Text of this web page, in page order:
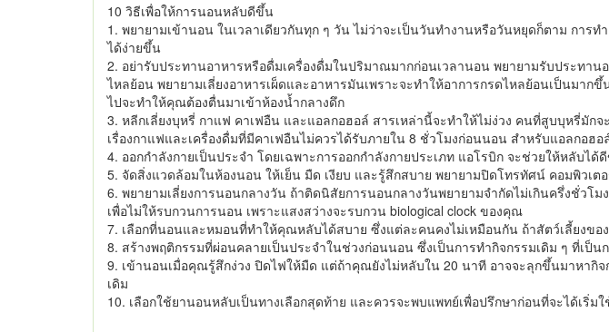
10 วิธีเพื่อให้การนอนหลับดีขึ้น
1. พยายามเข้านอน ในเวลาเดียวกันทุก ๆ วัน ไม่ว่าจะเป็นวันทำงานหรือวันหยุดก็ตาม กา
ได้ง่ายขึ้น
2. อย่ารับประทานอาหารหรือดื่มเครื่องดื่มในปริมาณมากก่อนเวลานอน พยายามรับประทา
ไหลย้อน พยายามเลี่ยงอาหารเผ็ดและอาหารมันเพราะจะทำให้อาการกรดไหลย้อนเป็นมา
ไปจะทำให้คุณต้องตื่นมาเข้าห้องน้ำกลางดึก
3. หลีกเลี่ยงบุหรี่ กาแฟ คาเฟอืน และแอลกอฮอล์ สารเหล่านี้จะทำให้ไม่ง่วง คนที่สูบบุหรี่มั
เรื่องกาแฟและเครื่องดื่มที่มีคาเฟอืนไม่ควรได้รับภายใน 8 ชั่วโมงก่อนนอน สำหรับแอลกอ
4. ออกกำลังกายเป็นประจำ โดยเฉพาะการออกกำลังกายประเภท แอโรบิก จะช่วยให้หลับ
5. จัดสิ่งแวดล้อมในห้องนอน ให้เย็น มืด เงียบ และรู้สึกสบาย พยายามปิดโทรทัศน์ คอมพิวเต
6. พยายามเลี่ยงการนอนกลางวัน ถ้าติดนิสัยการนอนกลางวันพยายามจำกัดไม่เกินครึ่งชั่วโ
เพื่อไม่ให้รบกวนการนอน เพราะแสงสว่างจะรบกวน biological clock ของคุณ
7. เลือกที่นอนและหมอนที่ทำให้คุณหลับได้สบาย ซึ่งแต่ละคนคงไม่เหมือนกัน ถ้าสัตว์เลี้ยงข
8. สร้างพฤติกรรมที่ผ่อนคลายเป็นประจำในช่วงก่อนนอน ซึ่งเป็นการทำกิจกรรมเดิม ๆ ที่เป็
9. เข้านอนเมื่อคุณรู้สึกง่วง ปิดไฟให้มืด แต่ถ้าคุณยังไม่หลับใน 20 นาที อาจจะลุกขึ้นมาหากิ
เดิม
10. เลือกใช้ยานอนหลับเป็นทางเลือกสุดท้าย และควรจะพบแพทย์เพื่อปรึกษาก่อนที่จะได้เริ่ม